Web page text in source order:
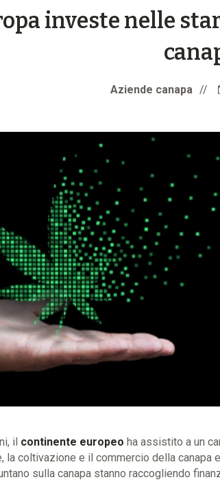
investe nelle
Aziende canapa //
il continente europeo ha assistito a un
la coltivazione e il commercio della canapa
sulla canapa stanno raccogliendo